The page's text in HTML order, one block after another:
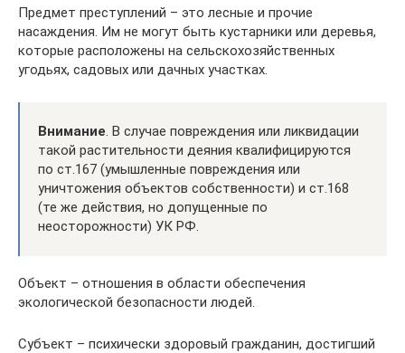
Предмет преступлений – это лесные и прочие
насаждения. Им не могут быть кустарники или деревья,
которые расположены на сельскохозяйственных
угодьях, садовых или дачных участках.
Внимание. В случае повреждения или ликвидации
такой растительности деяния квалифицируются
по ст.167 (умышленные повреждения или
уничтожения объектов собственности) и ст.168
(те же действия, но допущенные по
неосторожности) УК РФ.
Объект – отношения в области обеспечения
экологической безопасности людей.
Субъект – психически здоровый гражданин, достигший